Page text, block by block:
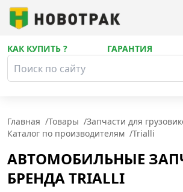
КАК КУПИТЬ ? ГАРАНТИЯ
Главная /Товары /Запчасти для
Каталог по производителям /Trialli
АВТОМОБИЛЬНЫЕ
БРЕНДА TRIALLI